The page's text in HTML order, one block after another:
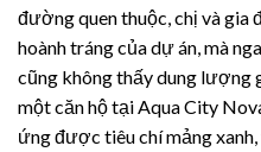
đường quen thuộc, chị và
hoành tráng của dự án, mà
cũng không thấy dung lượng
một căn hộ tại Aqua City
ứng được tiêu chí mảng